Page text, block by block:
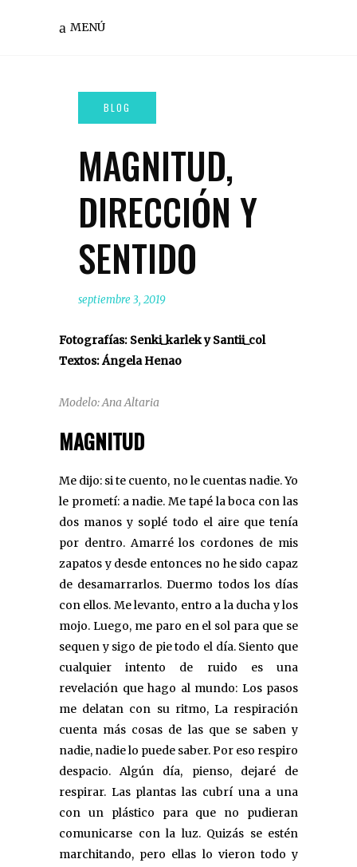
MENÚ
MAGNITUD,
DIRECCIÓN Y
SENTIDO
septiembre 3, 2019
Fotografías: Senki_karlek y Santii_col
Textos: Ángela Henao
Modelo: Ana Altaria
MAGNITUD
Me dijo: si te cuento, no le cuentas nadie. Yo
le prometí: a nadie. Me tapé la boca con las
dos manos y soplé todo el aire que tenía
por dentro. Amarré los cordones de mis
zapatos y desde entonces no he sido capaz
de desamarrarlos. Duermo todos los días
con ellos. Me levanto, entro a la ducha y los
mojo. Luego, me paro en el sol para que se
sequen y sigo de pie todo el día. Siento que
cualquier intento de ruido es una
revelación que hago al mundo: Los pasos
me delatan con su ritmo, La respiración
cuenta más cosas de las que se saben y
nadie, nadie lo puede saber. Por eso respiro
despacio. Algún día, pienso, dejaré de
respirar. Las plantas las cubrí una a una
con un plástico para que no pudieran
comunicarse con la luz. Quizás se estén
marchitando, pero ellas lo vieron todo y